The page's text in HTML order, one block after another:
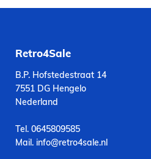
Retro4Sale
B.P. Hofstedestraat 14
7551 DG Hengelo
Nederland
Tel. 0645809585
Mail. info@retro4sale.nl